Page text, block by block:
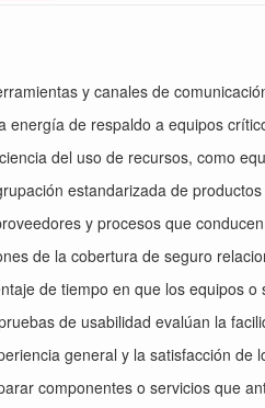
y canales de
energía de respaldo a equipos
del uso de recursos, como
estandarizada de
y procesos que
de la cobertura de seguro
de tiempo en que los equipos
de usabilidad evalúan la
general y la satisfacción de
componentes o servicios que